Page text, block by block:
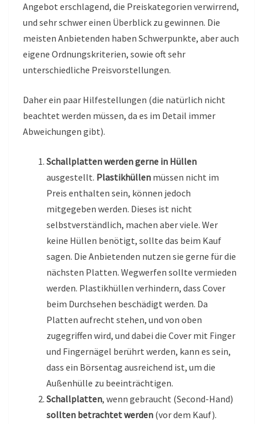
Angebot erschlagend, die Preiskategorien verwirrend,
und sehr schwer einen Überblick zu gewinnen. Die
meisten Anbietenden haben Schwerpunkte, aber auch
eigene Ordnungskriterien, sowie oft sehr
unterschiedliche Preisvorstellungen.
Daher ein paar Hilfestellungen (die natürlich nicht
beachtet werden müssen, da es im Detail immer
Abweichungen gibt).
Schallplatten werden gerne in Hüllen
ausgestellt. Plastikhüllen müssen nicht im
Preis enthalten sein, können jedoch
mitgegeben werden. Dieses ist nicht
selbstverständlich, machen aber viele. Wer
keine Hüllen benötigt, sollte das beim Kauf
sagen. Die Anbietenden nutzen sie gerne für die
nächsten Platten. Wegwerfen sollte vermieden
werden. Plastikhüllen verhindern, dass Cover
beim Durchsehen beschädigt werden. Da
Platten aufrecht stehen, und von oben
zugegriffen wird, und dabei die Cover mit Finger
und Fingernägel berührt werden, kann es sein,
dass ein Börsentag ausreichend ist, um die
Außenhülle zu beeinträchtigen.
Schallplatten, wenn gebraucht (Second-Hand)
sollten betrachtet werden (vor dem Kauf).